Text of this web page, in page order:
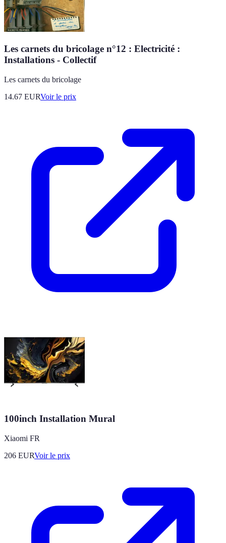
Les carnets du bricolage n°12 : Electricité :
Installations - Collectif
Les carnets du bricolage
14.67 EURVoir le prix
100inch Installation Mural
Xiaomi FR
206 EURVoir le prix